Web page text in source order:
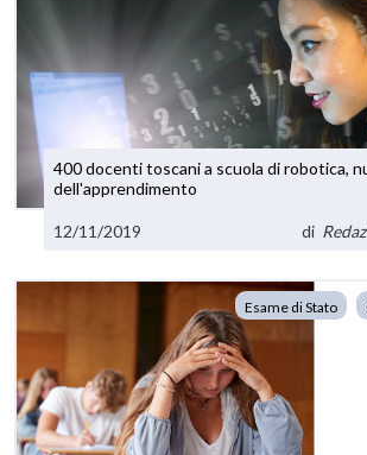
400 docenti toscani a scuola di robotica,
dell'apprendimento
12/11/2019 di
Esame di Stato